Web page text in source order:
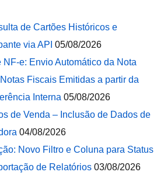
de Cartões Históricos e
via API 05/08/2026
NF-e: Envio Automático da Nota
Fiscais Emitidas a partir da
Interna 05/08/2026
de Venda – Inclusão de Dados de
04/08/2026
Novo Filtro e Coluna para Status
de Relatórios 03/08/2026